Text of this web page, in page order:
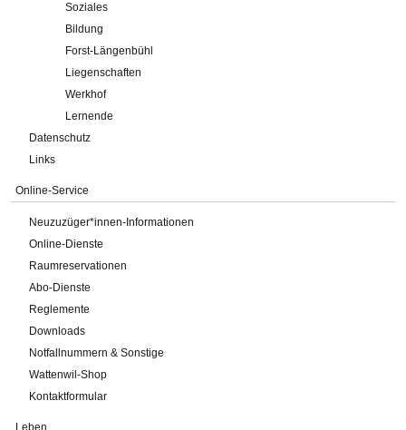
Soziales
Bildung
Forst-Längenbühl
Liegenschaften
Werkhof
Lernende
Datenschutz
Links
Online-Service
Neuzuzüger*innen-Informationen
Online-Dienste
Raumreservationen
Abo-Dienste
Reglemente
Downloads
Notfallnummern & Sonstige
Wattenwil-Shop
Kontaktformular
Leben